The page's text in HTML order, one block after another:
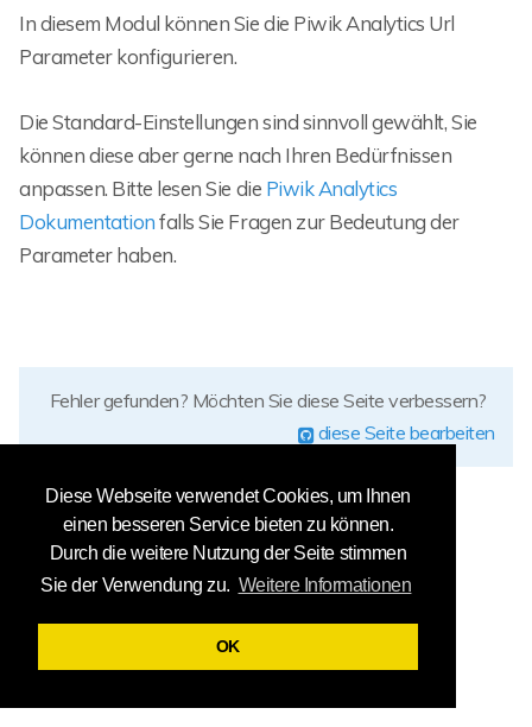
Diese Webseite verwendet Cookies, um Ihnen
einen besseren Service bieten zu können.
Durch die weitere Nutzung der Seite stimmen
Sie der Verwendung zu. Weitere Informationen
OK
In diesem Modul können Sie die Piwik Analytics Url
Parameter konfigurieren.
Die Standard-Einstellungen sind sinnvoll gewählt, Sie
können diese aber gerne nach Ihren Bedürfnissen
anpassen. Bitte lesen Sie die Piwik Analytics
Dokumentationfalls Sie Fragen zur Bedeutung der
Parameter haben.
Fehler gefunden? Möchten Sie diese Seite verbessern?
diese Seite bearbeiten